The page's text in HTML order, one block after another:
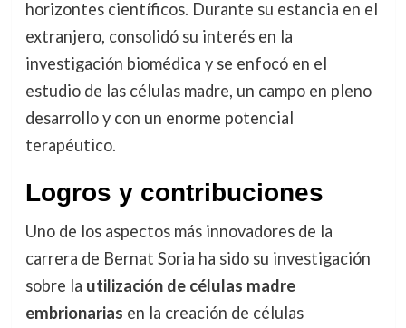
horizontes científicos. Durante su estancia en el
extranjero, consolidó su interés en la
investigación biomédica y se enfocó en el
estudio de las células madre, un campo en pleno
desarrollo y con un enorme potencial
terapéutico.
Logros y contribuciones
Uno de los aspectos más innovadores de la
carrera de Bernat Soria ha sido su investigación
sobre la utilización de células madre
embrionarias en la creación de células